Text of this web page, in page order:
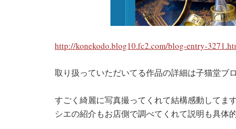
http://konekodo.blog10.fc2.com/blog-entry-
取り扱っていただいてる作品の詳細は子猫堂ブ
すごく綺麗に写真撮ってくれて結構感動してま
シエの紹介もお店側で調べてくれて説明も具体